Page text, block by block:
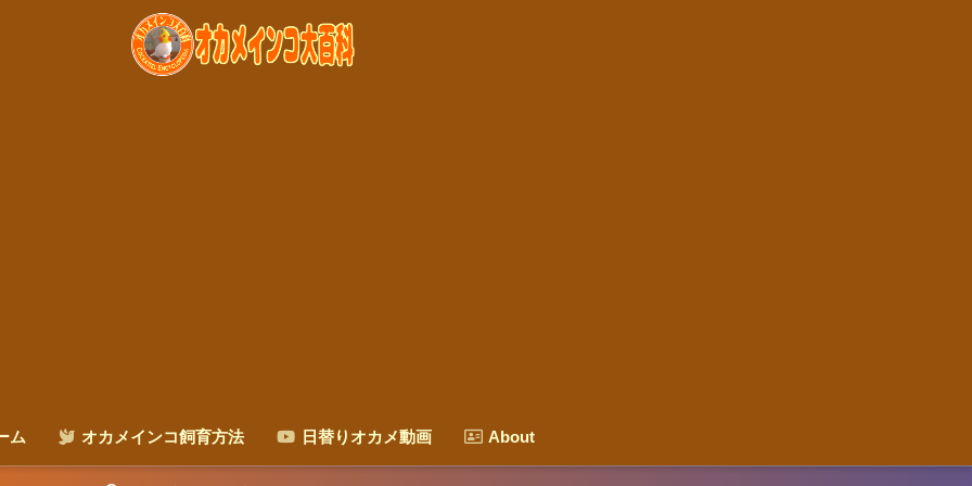
ム オカメインコ飼育方法 日替りオカメ動画 About